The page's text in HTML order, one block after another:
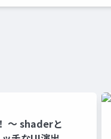
〜 shaderと